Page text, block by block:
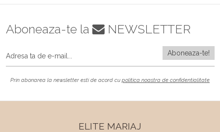
Aboneaza-te la NEWSLETTER
Prin abonarea la newsletter esti de acord cu politica noastra de confidentialitate
ELITE MARIAJ